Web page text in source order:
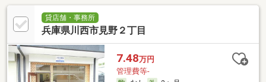
貸店舗・事務所
兵庫県川西市見野２丁目
7.48万円
管理費等-